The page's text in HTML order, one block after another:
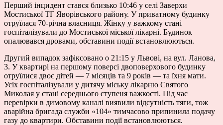
Перший інцидент стався близько 10:46 у селі Заверхи
Мостиської ТГ Яворівського району. У приватному будинку
отруїлася 70-річна власниця. Жінку у важкому стані
госпіталізували до Мостиської міської лікарні. Будинок
опалювався дровами, обставини події встановлюються.
Другий випадок зафіксовано о 21:15 у Львові, на вул. Ланова,
3. У квартирі на першому поверсі двоповерхового будинку
отруїлися двоє дітей — 7 місяців та 9 років — та їхня мати.
Усіх госпіталізували у дитячу міську лікарню Святого
Миколая у стані середнього ступеня важкості. Під час
перевірки в димовому каналі виявили відсутність тяги, тож
аварійна бригада служби «104» тимчасово припинила подачу
газу до квартири. Обставини події встановлюються.